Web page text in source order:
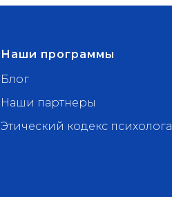
Наши программы
Блог
Наши партнеры
Этический кодекс психолога